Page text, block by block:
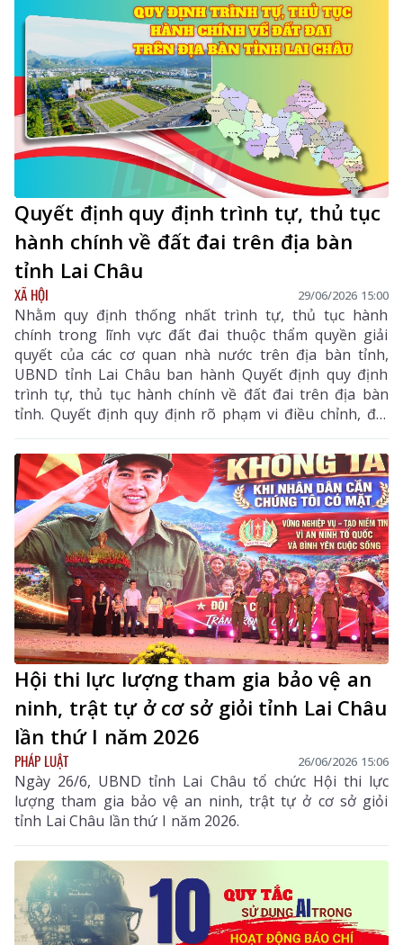
Quyết định quy định trình tự, thủ tục
hành chính về đất đai trên địa bàn
tỉnh Lai Châu
XÃ HỘI 29/06/2026 15:00
Nhằm quy định thống nhất trình tự, thủ tục hành
chính trong lĩnh vực đất đai thuộc thẩm quyền giải
quyết của các cơ quan nhà nước trên địa bàn tỉnh,
UBND tỉnh Lai Châu ban hành Quyết định quy định
trình tự, thủ tục hành chính về đất đai trên địa bàn
tỉnh. Quyết định quy định rõ phạm vi điều chỉnh, đối
tượng áp dụng, trình tự, thủ tục thực hiện, trách
nhiệm của các cơ quan, đơn vị và có hiệu lực thi hành
từ ngày 1/7/2026.
Hội thi lực lượng tham gia bảo vệ an
ninh, trật tự ở cơ sở giỏi tỉnh Lai Châu
lần thứ I năm 2026
PHÁP LUẬT 26/06/2026 15:06
Ngày 26/6, UBND tỉnh Lai Châu tổ chức Hội thi lực
lượng tham gia bảo vệ an ninh, trật tự ở cơ sở giỏi
tỉnh Lai Châu lần thứ I năm 2026.